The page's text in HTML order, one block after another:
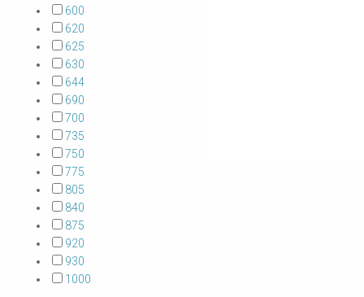
600
620
625
630
644
690
700
735
750
775
805
840
875
920
930
1000